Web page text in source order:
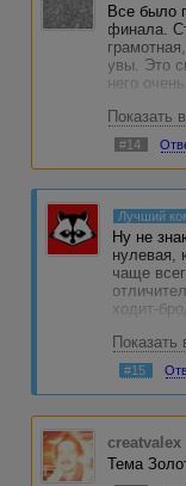
Все было
финала.
увы. Это
него
Показать
#14
Лучший
Ну не
нулевая,
чаще
ходит-
Все
И что это
писать
Показать
#15
creatvalex
Тема